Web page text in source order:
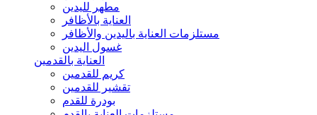
مطهر لليدين
العناية بالأظافر
مستلزمات العناية باليدين والأظافر
غسول اليدين
العناية بالقدمين
كريم للقدمين
تقشير للقدمين
بودرة للقدم